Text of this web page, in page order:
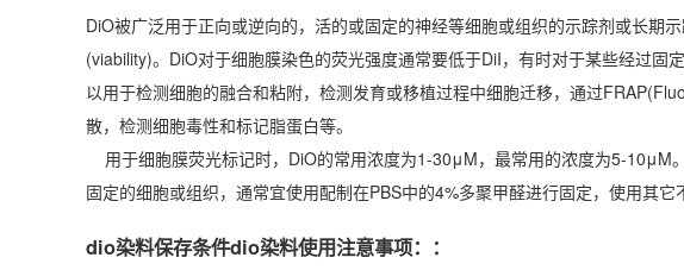
DiO被广泛用于正向或逆向的，活的或固定的神经等细胞或组织的示踪剂或长期
(viability)。DiO对于细胞膜染色的荧光强度通常要低于DiI，有时对于某些经过
以用于检测细胞的融合和粘附，检测发育或移植过程中细胞迁移，通过
散，检测细胞毒性和标记脂蛋白等。
用于细胞膜荧光标记时，DiO的常用浓度为1-30μM，最常用的浓度为5-10μM
固定的细胞或组织，通常宜使用配制在PBS中的4%多聚甲醛进行固定，使用其它
dio染料保存条件dio染料使用注意事项：：